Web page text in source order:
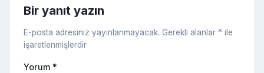
ki
Bir yanıt yazın
E-posta adresiniz yayınlanmayacak. Gerekli alanlar * ile
işaretlenmişlerdir
Yorum *